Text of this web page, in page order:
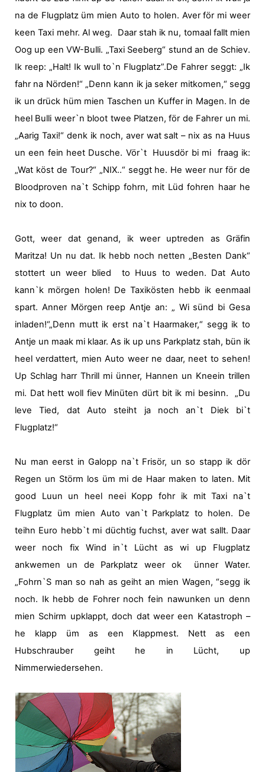
na de Flugplatz üm mien Auto to holen. Aver för mi weer
keen Taxi mehr. Al weg.
Daar stah ik nu, tomaal fallt mien
Oog up een VW-Bulli. „Taxi Seeberg“ stund an de Schiev.
Ik reep: „Halt! Ik wull to`n Flugplatz”.De Fahrer seggt: „Ik
fahr na Nörden!“ „Denn kann ik ja seker mitkomen,“ segg
ik un drück hüm mien Taschen un Kuffer in Magen. In de
heel Bulli weer`n bloot twee Platzen, för de Fahrer un mi.
„Aarig Taxi!“ denk ik noch, aver wat salt – nix as na Huus
un een fein heet Dusche. Vör`t
Huusdör bi mi
fraag ik:
„Wat köst de Tour?“ „NIX..“ seggt he. He weer nur för de
Bloodproven na`t Schipp fohrn, mit Lüd fohren haar he
nix to doon.
Gott, weer dat genand, ik weer uptreden as Gräfin
Maritza! Un nu dat. Ik hebb noch netten „Besten Dank“
stottert un weer blied
to Huus to weden. Dat Auto
kann`k mörgen holen! De Taxikösten hebb ik eenmaal
spart. Anner Mörgen reep Antje an: „ Wi sünd bi Gesa
inladen!“„Denn mutt ik erst na`t Haarmaker,“ segg ik to
Antje un maak mi klaar. As ik up uns Parkplatz stah, bün ik
heel verdattert, mien Auto weer ne daar, neet to sehen!
Up Schlag harr Thrill mi ünner, Hannen un Kneein trillen
mi. Dat hett woll fiev Minüten dürt bit ik mi besinn.
„Du
leve Tied, dat Auto steiht ja noch an`t Diek bi`t
Flugplatz!“
Nu man eerst in Galopp na`t Frisör, un so stapp ik dör
Regen un Störm los üm mi de Haar maken to laten. Mit
good Luun un heel neei Kopp fohr ik mit Taxi na`t
Flugplatz üm mien Auto van`t Parkplatz to holen. De
teihn Euro hebb`t mi düchtig fuchst, aver wat sallt. Daar
weer noch fix Wind in`t Lücht as wi up Flugplatz
ankwemen un de Parkplatz weer ok
ünner Water.
„Fohrn`S man so nah as geiht an mien Wagen, “segg ik
noch. Ik hebb de Fohrer noch fein nawunken un denn
mien Schirm upklappt, doch dat weer een Katastroph –
he klapp üm as een Klappmest. Nett as een
Hubschrauber geiht he in Lücht, up
Nimmerwiedersehen.